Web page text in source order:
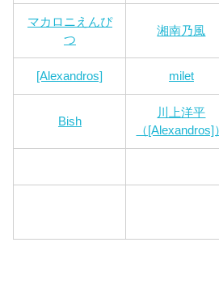
マカロニえんぴ
つ
湘南乃風
[Alexandros] milet
Bish
川上洋平
（[Alexandros]